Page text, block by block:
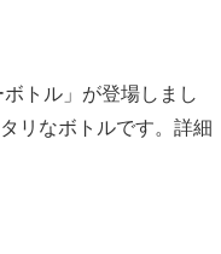
トル」が登場しまし
リなボトルです。詳細